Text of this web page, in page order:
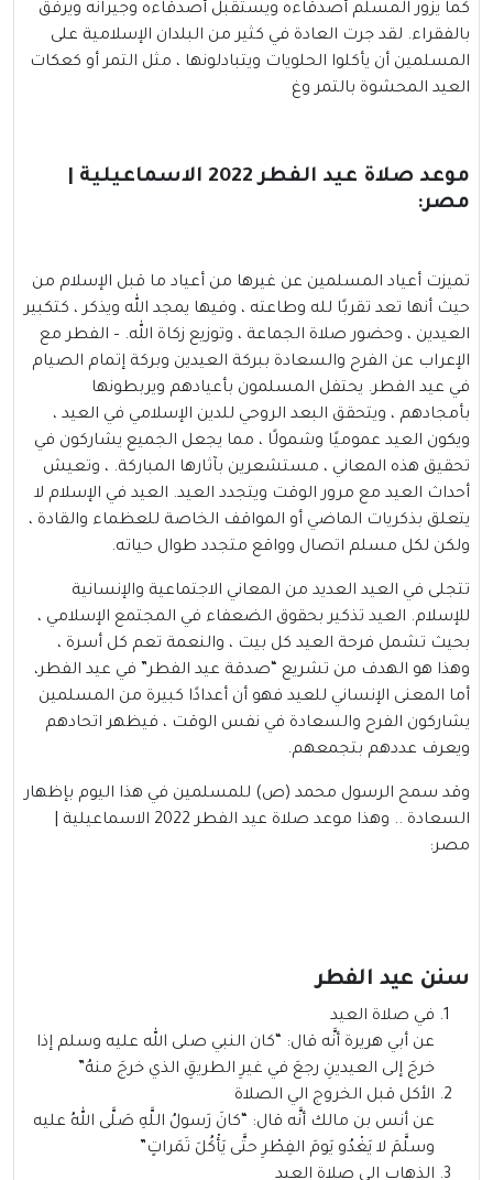
كما يزور المسلم أصدقاءه ويستقبل أصدقاءه وجيرانه ويرفق
بالفقراء. لقد جرت العادة في كثير من البلدان الإسلامية على
المسلمين أن يأكلوا الحلويات ويتبادلونها ، مثل التمر أو كعكات
العيد المحشوة بالتمر وغ
موعد صلاة عيد الفطر 2022 الاسماعيلية |
مصر:
تميزت أعياد المسلمين عن غيرها من أعياد ما قبل الإسلام من
حيث أنها تعد تقربًا لله وطاعته ، وفيها يمجد الله ويذكر ، كتكبير
العيدين ، وحضور صلاة الجماعة ، وتوزيع زكاة الله. – الفطر مع
الإعراب عن الفرح والسعادة ببركة العيدين وبركة إتمام الصيام
في عيد الفطر. يحتفل المسلمون بأعيادهم ويربطونها
بأمجادهم ، ويتحقق البعد الروحي للدين الإسلامي في العيد ،
ويكون العيد عموميًا وشمولًا ، مما يجعل الجميع يشاركون في
تحقيق هذه المعاني ، مستشعرين بآثارها المباركة. ، وتعيش
أحداث العيد مع مرور الوقت ويتجدد العيد. العيد في الإسلام لا
يتعلق بذكريات الماضي أو المواقف الخاصة للعظماء والقادة ،
ولكن لكل مسلم اتصال وواقع متجدد طوال حياته.
تتجلى في العيد العديد من المعاني الاجتماعية والإنسانية
للإسلام. العيد تذكير بحقوق الضعفاء في المجتمع الإسلامي ،
بحيث تشمل فرحة العيد كل بيت ، والنعمة تعم كل أسرة ،
وهذا هو الهدف من تشريع “صدقة عيد الفطر” في عيد الفطر،
أما المعنى الإنساني للعيد فهو أن أعدادًا كبيرة من المسلمين
يشاركون الفرح والسعادة في نفس الوقت ، فيظهر اتحادهم
ويعرف عددهم بتجمعهم.
وقد سمح الرسول محمد (ص) للمسلمين في هذا اليوم بإظهار
السعادة .. وهذا موعد صلاة عيد الفطر 2022 الاسماعيلية |
مصر:
سنن عيد الفطر
في صلاة العيد
عن أبي هريرة أنَّه قال: “كان النبي صلى الله عليه وسلم إذا
خرجَ إلى العيدينِ رجعَ في غيرِ الطريقِ الذي خرجَ منهُ”
الأكل قبل الخروج الي الصلاة
عن أنس بن مالك أنَّه قال: “كانَ رَسولُ اللَّهِ صَلَّى اللهُ عليه
وسلَّمَ لا يَغْدُو يَومَ الفِطْرِ حتَّى يَأْكُلَ تَمَراتٍ”
الذهاب الي صلاة العيد